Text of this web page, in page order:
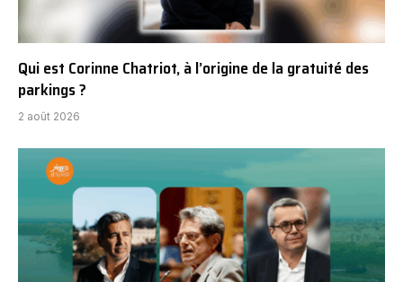
Qui est Corinne Chatriot, à l’origine de la gratuité des
parkings ?
2 août 2026